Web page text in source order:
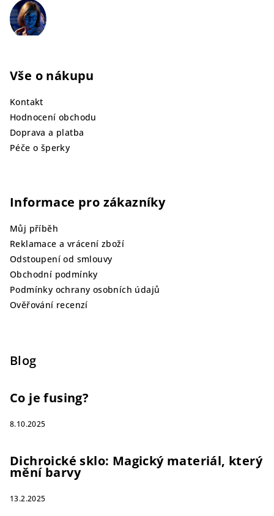
Vše o nákupu
Kontakt
Hodnocení obchodu
Doprava a platba
Péče o šperky
Informace pro zákazníky
Můj příběh
Reklamace a vrácení zboží
Odstoupení od smlouvy
Obchodní podmínky
Podmínky ochrany osobních údajů
Ověřování recenzí
Blog
Co je fusing?
8.10.2025
Dichroické sklo: Magický materiál, který
mění barvy
13.2.2025